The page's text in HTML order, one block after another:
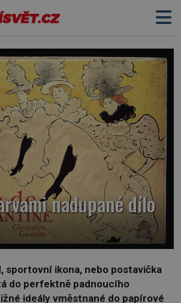
nadupané dílo
sportovní ikona, nebo postavička
do perfektně padnoucího
ideály vměstnané do papírové